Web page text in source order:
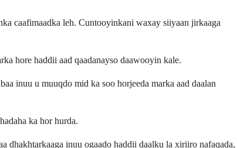
caafimaadka leh. Cuntooyinkani waxay siiyaan jirkaaga
hore haddii aad qaadanayso daawooyin kale.
inuu u muuqdo mid ka soo horjeeda marka aad daalan
ka hor hurda.
dhakhtarkaaga inuu ogaado haddii daalku la xiriiro nafaqada,